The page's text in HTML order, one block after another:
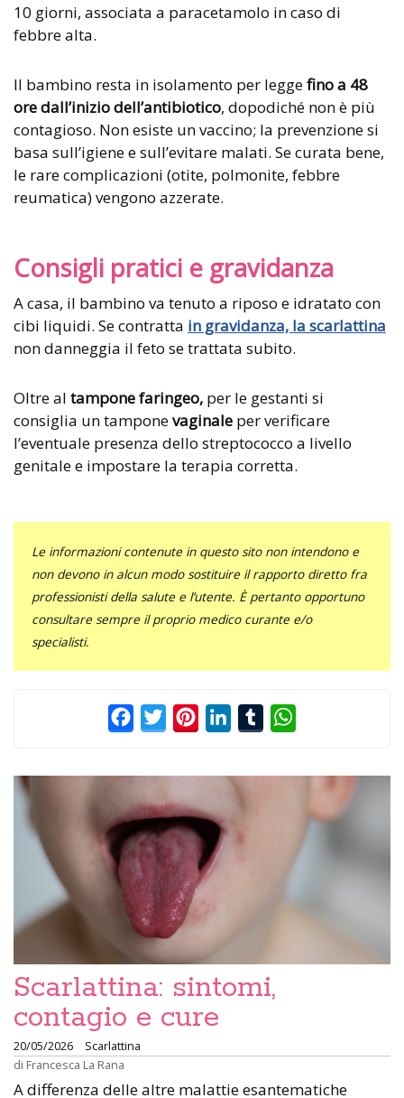
10 giorni, associata a paracetamolo in caso di
febbre alta.
Il bambino resta in isolamento per leggefino a 48
ore dall’inizio dell’antibiotico, dopodiché non è più
contagioso. Non esiste un vaccino; la prevenzione si
basa sull’igiene e sull’evitare malati. Se curata bene,
le rare complicazioni (otite, polmonite, febbre
reumatica) vengono azzerate.
Consigli pratici e gravidanza
A casa, il bambino va tenuto a riposo e idratato con
cibi liquidi. Se contratta in gravidanza, la scarlattina
non danneggia il feto se trattata subito.
Oltre al tampone faringeo, per le gestanti si
consiglia un tamponevaginale per verificare
l’eventuale presenza dello streptococco a livello
genitale e impostare la terapia corretta.
Le informazioni contenute in questo sito non intendono e
non devono in alcun modo sostituire il rapporto diretto fra
professionisti della salute e l’utente. È pertanto opportuno
consultare sempre il proprio medico curante e/o
specialisti.
FacebookTwitterPinterestLinkedInTumblr
Scarlattina: sintomi,
contagio e cure
20/05/2026
Scarlattina
di Francesca La Rana
A differenza delle altre malattie esantematiche